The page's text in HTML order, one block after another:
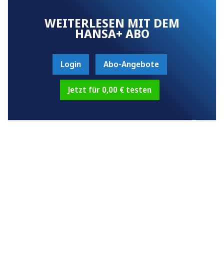
WEITERLESEN MIT DEM
HANSA+ ABO
Login Abo-Angebote
Jetzt für 0,00 € testen